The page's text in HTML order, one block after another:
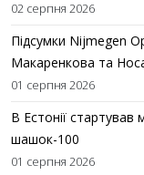
02 серпня 2026
Підсумки Nijmegen
Макаренкова та
01 серпня 2026
В Естонії
шашок-100
01 серпня 2026